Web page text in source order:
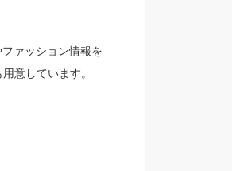
ァッション情報を
意しています。